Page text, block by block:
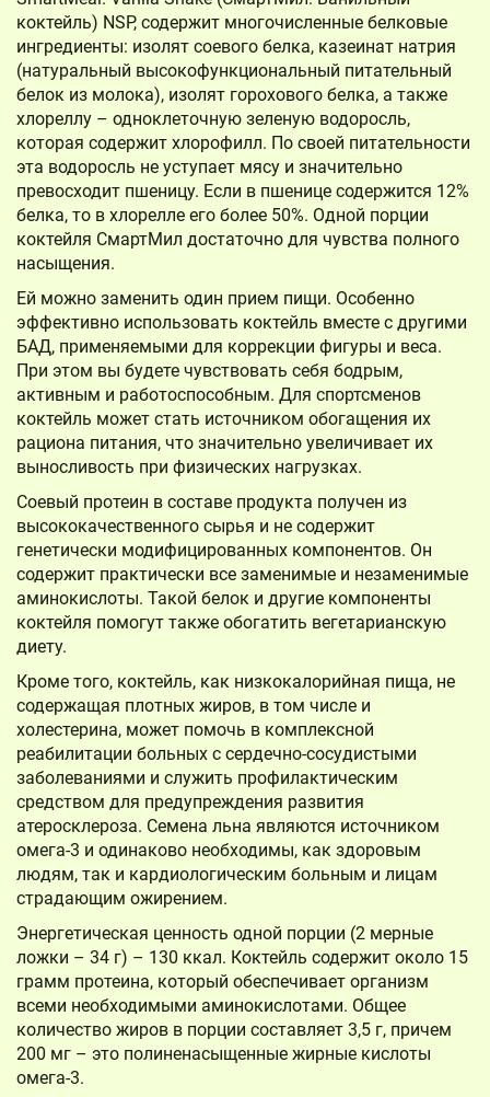
коктейль) NSP, содержит многочисленные белковые
ингредиенты: изолят соевого белка, казеинат натрия
(натуральный высокофункциональный питательный
белок из молока), изолят горохового белка, а также
хлореллу – одноклеточную зеленую водоросль,
которая содержит хлорофилл. По своей питательности
эта водоросль не уступает мясу и значительно
превосходит пшеницу. Если в пшенице содержится 12%
белка, то в хлорелле его более 50%. Одной порции
коктейля СмартМил достаточно для чувства полного
насыщения.
Ей можно заменить один прием пищи. Особенно
эффективно использовать коктейль вместе с другими
БАД, применяемыми для коррекции фигуры и веса.
При этом вы будете чувствовать себя бодрым,
активным и работоспособным. Для спортсменов
коктейль может стать источником обогащения их
рациона питания, что значительно увеличивает их
выносливость при физических нагрузках.
Соевый протеин в составе продукта получен из
высококачественного сырья и не содержит
генетически модифицированных компонентов. Он
содержит практически все заменимые и незаменимые
аминокислоты. Такой белок и другие компоненты
коктейля помогут также обогатить вегетарианскую
диету.
Кроме того, коктейль, как низкокалорийная пища, не
содержащая плотных жиров, в том числе и
холестерина, может помочь в комплексной
реабилитации больных с сердечно-сосудистыми
заболеваниями и служить профилактическим
средством для предупреждения развития
атеросклероза. Семена льна являются источником
омега-3 и одинаково необходимы, как здоровым
людям, так и кардиологическим больным и лицам
страдающим ожирением.
Энергетическая ценность одной порции (2 мерные
ложки – 34 г) – 130 ккал. Коктейль содержит около 15
грамм протеина, который обеспечивает организм
всеми необходимыми аминокислотами. Общее
количество жиров в порции составляет 3,5 г, причем
200 мг – это полиненасыщенные жирные кислоты
омега-3.